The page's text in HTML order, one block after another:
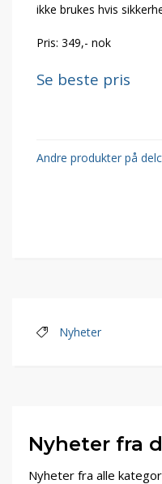
ikke brukes hvis
Pris: 349,- nok
Se beste pris
Andre produkter på
Nyheter
Nyheter fra
Nyheter fra alle